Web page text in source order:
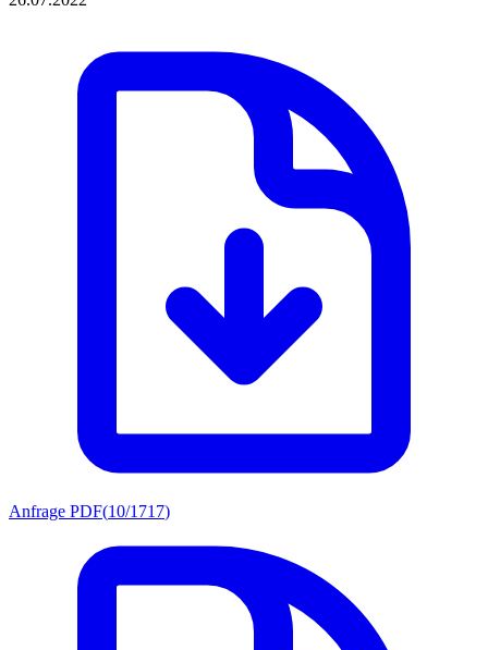
Anfrage PDF(10/1717)